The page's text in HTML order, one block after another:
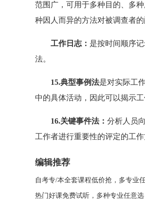
范围广，可用于多种目的、多
种因人而异的方法对被调查者的
工作日志： 是按时间顺序
法。
15.典型事例法是对实际工
中的具体活动，因此可以揭示工
16.关键事件法： 分析人员
工作者进行重要性的评定的工作
编辑推荐
自考专/本全套课程低价抢，多专业
热门好课免费试听，多种专业任意选